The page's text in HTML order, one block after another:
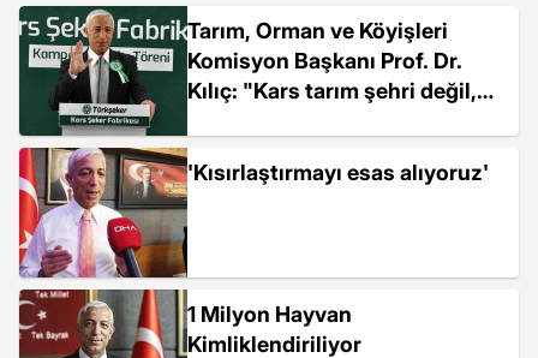
Tarım, Orman ve Köyişleri
Komisyon Başkanı Prof. Dr.
Kılıç: "Kars tarım şehri değil,
'Kısırlaştırmayı esas alıyoruz'
1 Milyon Hayvan
Kimliklendiriliyor